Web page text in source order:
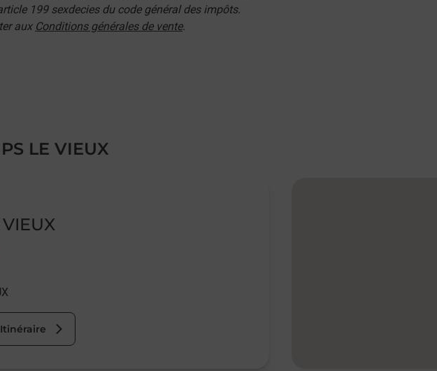
199 sexdecies du code général des impôts.
aux Conditions générales de vente.
LE VIEUX
Itinéraire